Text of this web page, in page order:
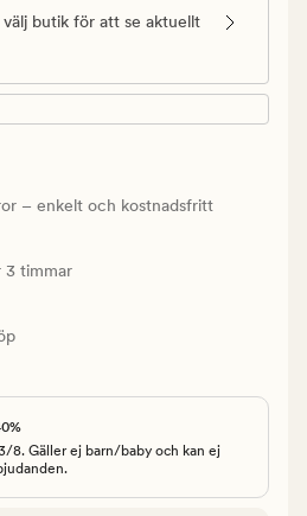
butik för att se aktuellt
– enkelt och kostnadsfritt
3 timmar
8. Gäller ej barn/baby och kan ej